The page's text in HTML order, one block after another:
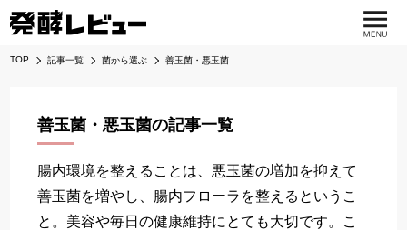
TOP 記事一覧 菌から選ぶ 善玉菌・悪玉菌
善玉菌・悪玉菌の記事一覧
腸内環境を整えることは、悪玉菌の増加を抑えて
善玉菌を増やし、腸内フローラを整えるというこ
と。美容や毎日の健康維持にとても大切です。こ